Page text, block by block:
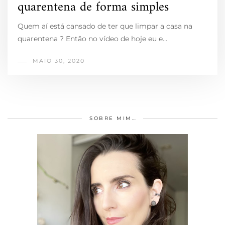
quarentena de forma simples
Quem aí está cansado de ter que limpar a casa na
quarentena ? Então no vídeo de hoje eu e…
MAIO 30, 2020
SOBRE MIM…